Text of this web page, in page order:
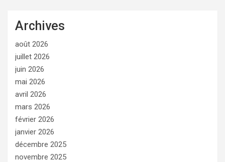
Archives
août 2026
juillet 2026
juin 2026
mai 2026
avril 2026
mars 2026
février 2026
janvier 2026
décembre 2025
novembre 2025